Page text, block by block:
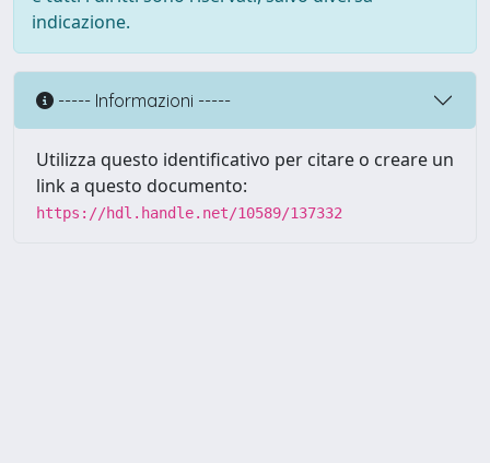
indicazione.
----- Informazioni -----
Utilizza questo identificativo per citare o creare un
link a questo documento:
https://hdl.handle.net/10589/137332